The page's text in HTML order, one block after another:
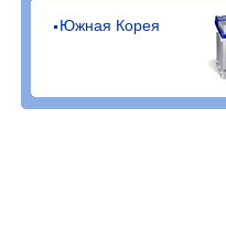
Южная Корея